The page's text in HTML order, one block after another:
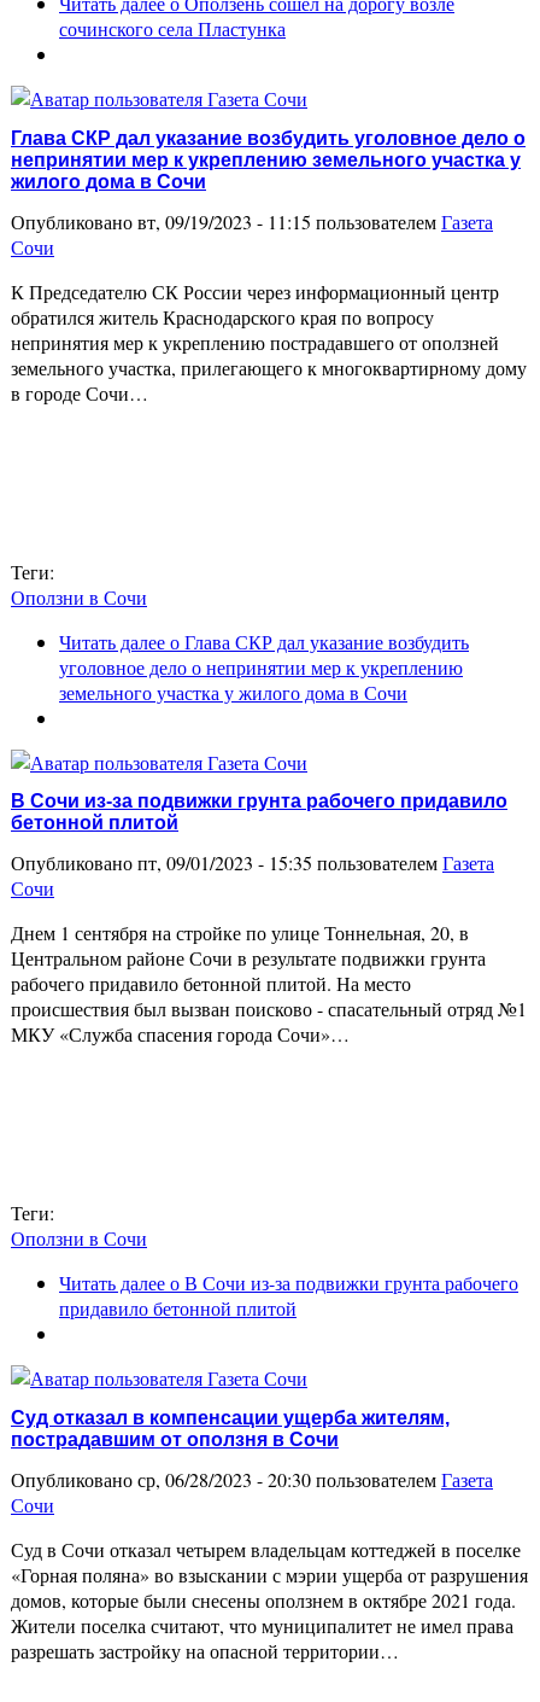
сочинского села Пластунка
Глава СКР дал указание возбудить уголовное дело о
непринятии мер к укреплению земельного участка у
жилого дома в Сочи
Опубликовано вт, 09/19/2023 - 11:15 пользователемГазета
Сочи
К Председателю СК России через информационный центр
обратился житель Краснодарского края по вопросу
непринятия мер к укреплению пострадавшего от оползней
земельного участка, прилегающего к многоквартирному дому
в городе Сочи…
Теги:
Оползни в Сочи
Читать далеео Глава СКР дал указание возбудить
уголовное дело о непринятии мер к укреплению
земельного участка у жилого дома в Сочи
В Сочи из-за подвижки грунта рабочего придавило
бетонной плитой
Опубликовано пт, 09/01/2023 - 15:35 пользователемГазета
Сочи
Днем 1 сентября на стройке по улице Тоннельная, 20, в
Центральном районе Сочи в результате подвижки грунта
рабочего придавило бетонной плитой. На место
происшествия был вызван поисково - спасательный отряд №1
МКУ «Служба спасения города Сочи»…
Теги:
Оползни в Сочи
Читать далеео В Сочи из-за подвижки грунта рабочего
придавило бетонной плитой
Суд отказал в компенсации ущерба жителям,
пострадавшим от оползня в Сочи
Опубликовано ср, 06/28/2023 - 20:30 пользователемГазета
Сочи
Суд в Сочи отказал четырем владельцам коттеджей в поселке
«Горная поляна» во взыскании с мэрии ущерба от разрушения
домов, которые были снесены оползнем в октябре 2021 года.
Жители поселка считают, что муниципалитет не имел права
разрешать застройку на опасной территории…